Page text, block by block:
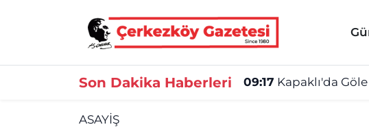
Son Dakika Haberleri 09:17 Kapaklı'da
ASAYIŞ
Ekonomi
Gündem
Tekirdağ Nöbetçi Eczaneler
Tekirdağ Hava Durumu
Tekirdağ Namaz Vakitleri